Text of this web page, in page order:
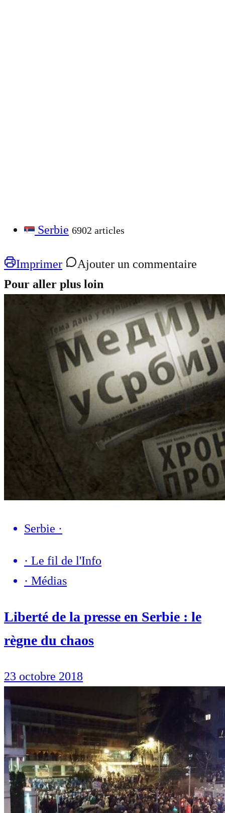
Serbie 6902 articles
Imprimer
Ajouter un commentaire
Pour aller plus loin
Serbie ·
· Le fil de l'Info
· Médias
Liberté de la presse en Serbie : le
règne du chaos
23 octobre 2018